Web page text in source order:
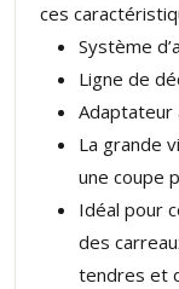
ces
Système
Ligne de
Adaptateur
La grande
une coupe
Idéal pour
des
tendres et